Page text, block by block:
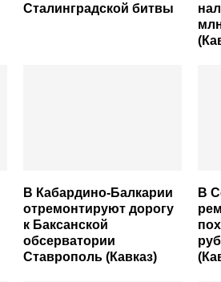
Сталинградской битвы
В Кабардино-Балкарии
отремонтируют дорогу
к Баксанской
обсерватории
Ставрополь (Кавказ)
В